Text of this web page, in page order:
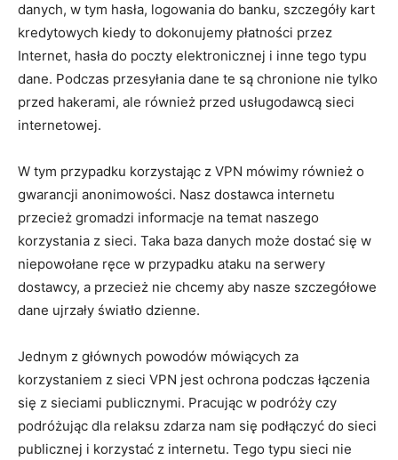
danych, w tym hasła, logowania do banku, szczegóły kart
kredytowych kiedy to dokonujemy płatności przez
Internet, hasła do poczty elektronicznej i inne tego typu
dane. Podczas przesyłania dane te są chronione nie tylko
przed hakerami, ale również przed usługodawcą sieci
internetowej.
W tym przypadku korzystając z VPN mówimy również o
gwarancji anonimowości. Nasz dostawca internetu
przecież gromadzi informacje na temat naszego
korzystania z sieci. Taka baza danych może dostać się w
niepowołane ręce w przypadku ataku na serwery
dostawcy, a przecież nie chcemy aby nasze szczegółowe
dane ujrzały światło dzienne.
Jednym z głównych powodów mówiących za
korzystaniem z sieci VPN jest ochrona podczas łączenia
się z sieciami publicznymi. Pracując w podróży czy
podróżując dla relaksu zdarza nam się podłączyć do sieci
publicznej i korzystać z internetu. Tego typu sieci nie